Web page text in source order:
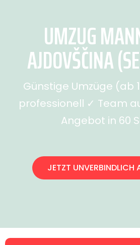
UMZUG
AJDOVŠČINA
Günstige Umzüge (ab
professionell ✓ Team
Angebot in 60
JETZT UNVERBINDLICH